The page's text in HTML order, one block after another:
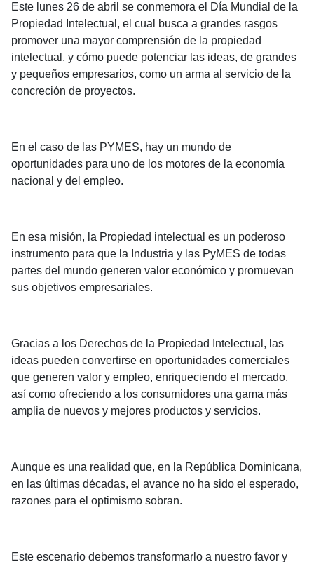
Este lunes 26 de abril se conmemora el Día Mundial de la
Propiedad Intelectual, el cual busca a grandes rasgos
promover una mayor comprensión de la propiedad
intelectual, y cómo puede potenciar las ideas, de grandes
y pequeños empresarios, como un arma al servicio de la
concreción de proyectos.
En el caso de las PYMES, hay un mundo de
oportunidades para uno de los motores de la economía
nacional y del empleo.
En esa misión, la Propiedad intelectual es un poderoso
instrumento para que la Industria y las PyMES de todas
partes del mundo generen valor económico y promuevan
sus objetivos empresariales.
Gracias a los Derechos de la Propiedad Intelectual, las
ideas pueden convertirse en oportunidades comerciales
que generen valor y empleo, enriqueciendo el mercado,
así como ofreciendo a los consumidores una gama más
amplia de nuevos y mejores productos y servicios.
Aunque es una realidad que, en la República Dominicana,
en las últimas décadas, el avance no ha sido el esperado,
razones para el optimismo sobran.
Este escenario debemos transformarlo a nuestro favor y